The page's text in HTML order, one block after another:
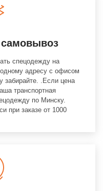
самовывоз
спецодежду на
адресу с офисом
забирайте. .Если цена
транспортная
по Минску.
при заказе от 1000